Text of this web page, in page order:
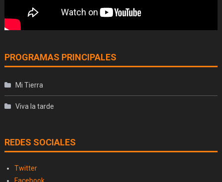
PROGRAMAS PRINCIPALES
Mi Tierra
Viva la tarde
REDES SOCIALES
Twitter